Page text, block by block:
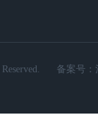
备案号：